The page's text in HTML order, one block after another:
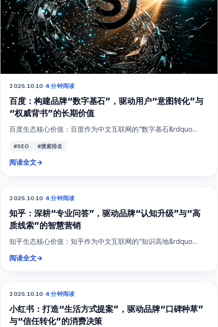
2025.10.10·4 分钟阅读
百度：构建品牌“数字基石”，驱动用户“意图转化”与
“权威背书”的长期价值
百度生态核心价值：百度作为中文互联网的“数字基石&rdquo...
#SEO #搜索排名
阅读全文→
SEO
2025.10.10·4 分钟阅读
知乎：深耕“专业问答”，驱动品牌“认知升级”与“高
质线索”的智慧营销
知乎生态核心价值：知乎作为中文互联网的“知识高地&rdquo...
阅读全文→
小红书
2025.10.10·4 分钟阅读
小红书：打造“生活方式提案”，驱动品牌“口碑种草”
与“信任转化”的消费决策